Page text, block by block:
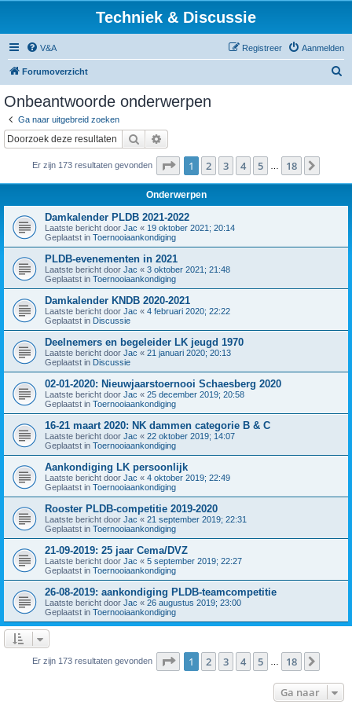
Techniek & Discussie
V&A Aanmelden
Registreer
Forumoverzicht
Onbeantwoorde onderwerpen
Ga naar uitgebreid zoeken
Zoek
Er zijn 173 resultaten gevonden Pagina van 18
1 2 3 4 5 18
Onderwerpen
Damkalender PLDB 2021-2022
Laatste bericht door Jac « 19 oktober 2021; 20:14
Geplaatst in Toernooiaankondiging
PLDB-evenementen in 2021
Laatste bericht door Jac « 3 oktober 2021; 21:48
Geplaatst in Toernooiaankondiging
Damkalender KNDB 2020-2021
Laatste bericht door Jac « 4 februari 2020; 22:22
Geplaatst in Discussie
Deelnemers en begeleider LK jeugd 1970
Laatste bericht door Jac « 21 januari 2020; 20:13
Geplaatst in Discussie
02-01-2020: Nieuwjaarstoernooi Schaesberg 2020
Laatste bericht door Jac « 25 december 2019; 20:58
Geplaatst in Toernooiaankondiging
16-21 maart 2020: NK dammen categorie B & C
Laatste bericht door Jac « 22 oktober 2019; 14:07
Geplaatst in Toernooiaankondiging
Aankondiging LK persoonlijk
Laatste bericht door Jac « 4 oktober 2019; 22:49
Geplaatst in Toernooiaankondiging
Rooster PLDB-competitie 2019-2020
Laatste bericht door Jac « 21 september 2019; 22:31
Geplaatst in Toernooiaankondiging
21-09-2019: 25 jaar Cema/DVZ
Laatste bericht door Jac « 5 september 2019; 22:27
Geplaatst in Toernooiaankondiging
26-08-2019: aankondiging PLDB-teamcompetitie
Laatste bericht door Jac « 26 augustus 2019; 23:00
Geplaatst in Toernooiaankondiging
Er zijn 173 resultaten gevonden Pagina van 18
1 2 3 4 5 18
Ga naar